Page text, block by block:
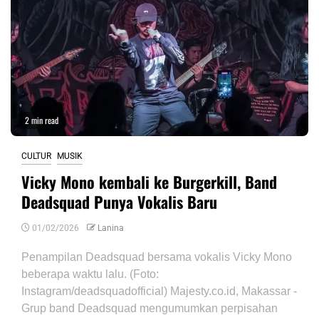
2 min read
CULTUR MUSIK
Vicky Mono kembali ke Burgerkill, Band
Deadsquad Punya Vokalis Baru
01/02/2026 Lanina
Penampilan Deadsquad bersama vokalis Vicky Mono
beberapa waktu lalu. (Foto:
Instagram/deadsquadofficial) Majesty.co.id, Makassar -
Grup band Deadsquad mengumumkan perpisahan